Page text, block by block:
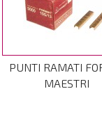
PUNTI RAMATI
MAESTRI